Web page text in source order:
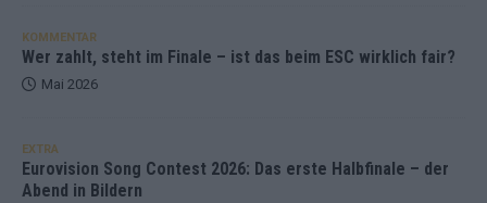
KOMMENTAR
Wer zahlt, steht im Finale – ist das beim ESC wirklich fair?
Mai 2026
EXTRA
Eurovision Song Contest 2026: Das erste Halbfinale – der
Abend in Bildern